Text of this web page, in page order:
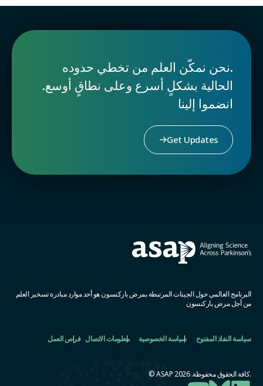
.نحن نمكّن العلم من تخطي حدوده
الحالية بشكلٍ أسرع وعلى نطاقٍ أوسع.
انضموا إلينا
Get Updates
البرنامج العالمي حول الجينات المرتبطة بمرض باركنسون هو أحد موارد مبادرة تسخير العلم
من أجل مرض باركنسون
سياسة النفاذ المفتوح سياسة الخصوصية معلومات الاتصال فرص العمل
.كافة الحقوق محفوظة. ASAP 2026 ©